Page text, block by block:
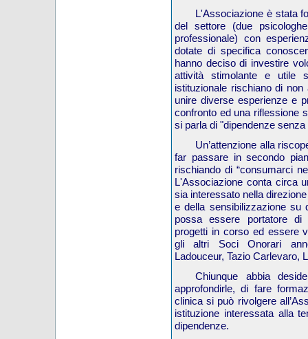
L'Associazione è stata
del settore (due
professionale) con
dotate di specifica
hanno deciso di investire
attività stimolante e utile
istituzionale rischiano di
unire diverse esperienze e
confronto ed una riflessione
si parla di "dipendenze
Un’attenzione alla
far passare in secondo
rischiando di “consumarci
L'Associazione conta circa
sia interessato nella
e della sensibilizzazione su
possa essere portatore
progetti in corso ed essere
gli altri Soci Onorari
Ladouceur, Tazio Carlevaro,
Chiunque abbia
approfondirle, di fare
clinica si può rivolgere
istituzione interessata alla
dipendenze.